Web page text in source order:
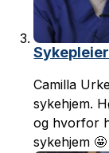
Sykepleier
Camilla
sykehjem.
og hvorfor
sykehjem 🤩